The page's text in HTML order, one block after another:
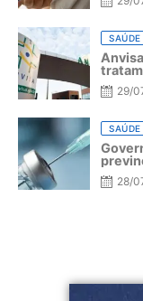
SAÚDE
29/
SAÚDE
28/